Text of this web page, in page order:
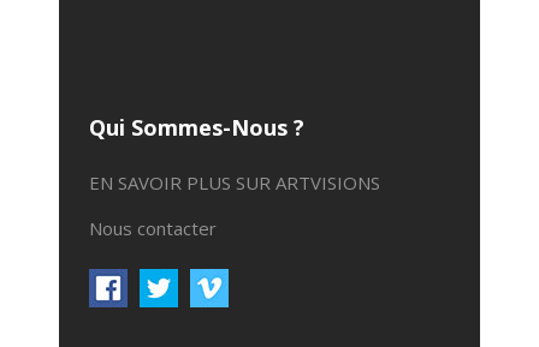
Qui Sommes-Nous ?
EN SAVOIR PLUS SUR ARTVISIONS
Nous contacter